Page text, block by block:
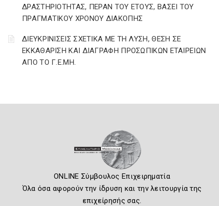
ΔΡΑΣΤΗΡΙΟΤΗΤΑΣ, ΠΕΡΑΝ ΤΟΥ ΕΤΟΥΣ, ΒΑΣΕΙ ΤΟΥ
ΠΡΑΓΜΑΤΙΚΟΥ ΧΡΟΝΟΥ ΔΙΑΚΟΠΗΣ
ΔΙΕΥΚΡΙΝΙΣΕΙΣ ΣΧΕΤΙΚΑ ΜΕ ΤΗ ΛΥΣΗ, ΘΕΣΗ ΣΕ
ΕΚΚΑΘΑΡΙΣΗ ΚΑΙ ΔΙΑΓΡΑΦΗ ΠΡΟΣΩΠΙΚΩΝ ΕΤΑΙΡΕΙΩΝ
ΑΠΟ ΤΟ Γ.Ε.ΜΗ.
ONLINE Σύμβουλος Επιχειρηματία
Όλα όσα αφορούν την ίδρυση και την λειτουργία της
επιχείρησής σας.